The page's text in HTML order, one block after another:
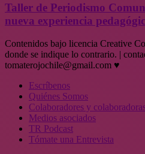
Taller de Periodismo
nueva experiencia
Contenidos bajo licencia Creative
donde se indique lo contrario. |
tomaterojochile@gmail.com ♥
Escríbenos
Quiénes Somos
Colaboradores y
Medios asociados
TR Podcast
Tómate una Entrevista